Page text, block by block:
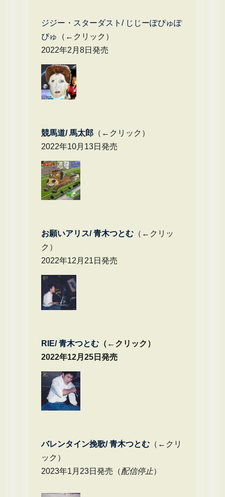
ジジー・スターダスト/ じじーぽぴゅぽ
ぴゅ
（←クリック）
2022年2月8日発売
競馬道/ 馬太郎（←クリック）
2022年10月13日発売
お願いアリス/ 青木つとむ（←クリッ
ク）
2022年12月21日発売
RIE/ 青木つとむ（←クリック）
2022年12月25日発売
バレンタイン挽歌/ 青木つとむ（←クリ
ック）
2023年1月23日発売（配信停止）